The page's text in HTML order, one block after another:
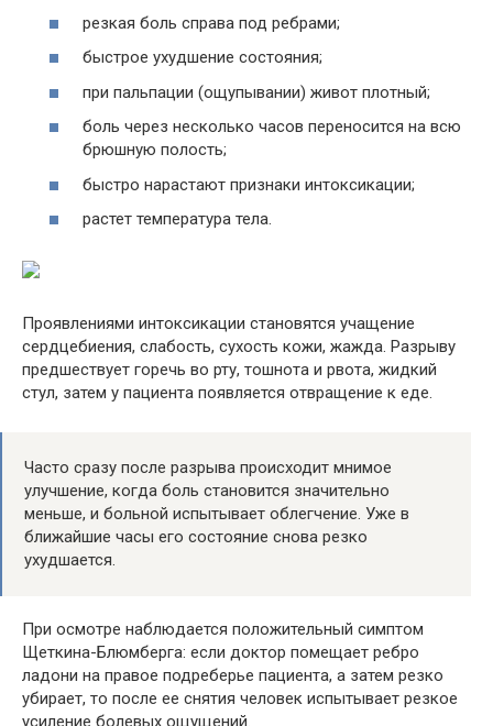
резкая боль справа под ребрами;
быстрое ухудшение состояния;
при пальпации (ощупывании) живот плотный;
боль через несколько часов переносится на всю
брюшную полость;
быстро нарастают признаки интоксикации;
растет температура тела.
Проявлениями интоксикации становятся учащение
сердцебиения, слабость, сухость кожи, жажда. Разрыву
предшествует горечь во рту, тошнота и рвота, жидкий
стул, затем у пациента появляется отвращение к еде.
Часто сразу после разрыва происходит мнимое
улучшение, когда боль становится значительно
меньше, и больной испытывает облегчение. Уже в
ближайшие часы его состояние снова резко
ухудшается.
При осмотре наблюдается положительный симптом
Щеткина-Блюмберга: если доктор помещает ребро
ладони на правое подреберье пациента, а затем резко
убирает, то после ее снятия человек испытывает резкое
усиление болевых ощущений.